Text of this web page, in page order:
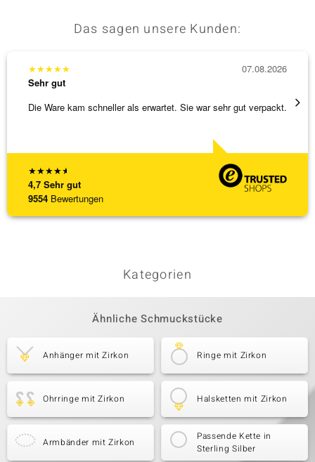
Das sagen unsere Kunden:
★★★★★
4,7 Sehr gut
9554 Bewertungen
★★★★★
Sehr gut
Die Ware kam schneller als erwartet. Sie war sehr gut verpackt.
07.08.2026
Alles
Kategorien
Ähnliche Schmuckstücke
Anhänger mit Zirkon Ringe mit Zirkon
Ohrringe mit Zirkon Halsketten mit Zirkon
Armbänder mit Zirkon
Passende Kette in
Sterling Silber